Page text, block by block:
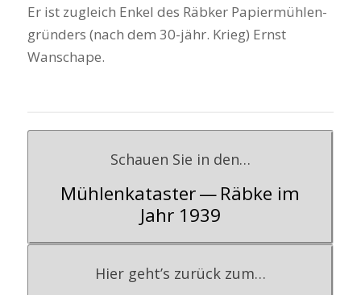
Er ist zugleich Enkel des Räb­ker Papier­müh­len­
grün­ders (nach dem 30-jähr. Krieg) Ernst
Wanscha­pe.
Schau­en Sie in den…
Müh­len­ka­tas­ter — Räb­ke im
Jahr 1939
Hier geht’s zurück zum…